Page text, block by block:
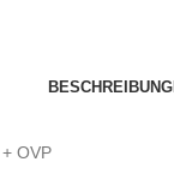
BESCHREIBUNG
OVP